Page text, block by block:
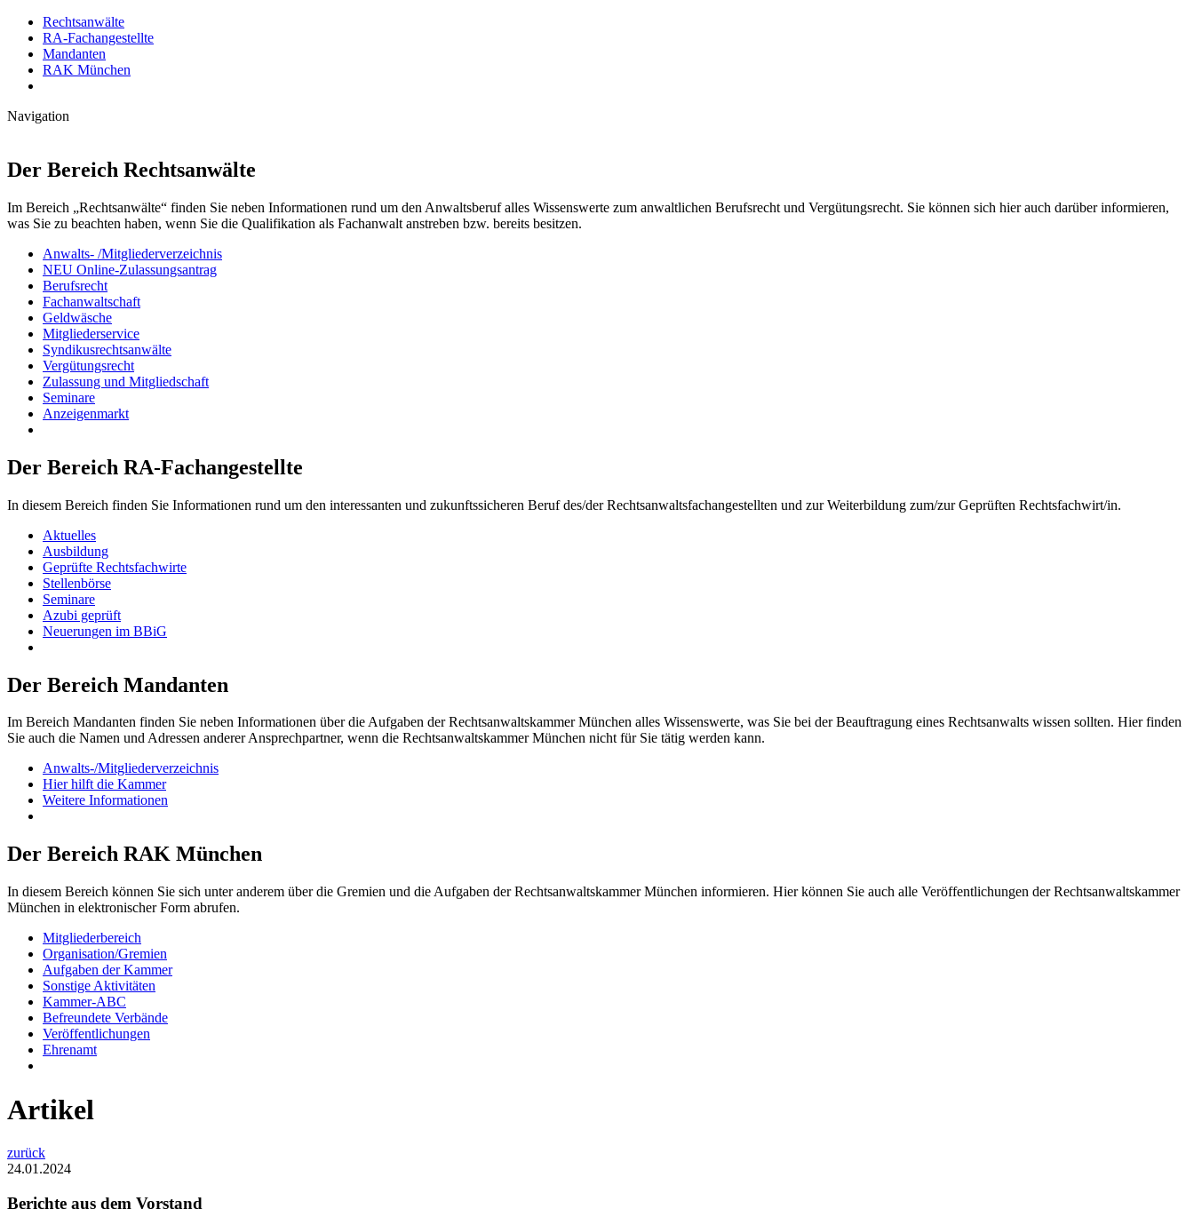
Rechtsanwälte
RA-Fachangestellte
Mandanten
RAK München
Navigation
Der Bereich Rechtsanwälte
Im Bereich „Rechtsanwälte“ finden Sie neben Informationen rund um den Anwaltsberuf alles Wissenswerte zum anwaltlichen Berufsrecht und Vergütungsrecht. Sie können sich hier auch darüber informieren,
was Sie zu beachten haben, wenn Sie die Qualifikation als Fachanwalt anstreben bzw. bereits besitzen.
Anwalts- /Mitgliederverzeichnis
NEU Online-Zulassungsantrag
Berufsrecht
Fachanwaltschaft
Geldwäsche
Mitgliederservice
Syndikusrechtsanwälte
Vergütungsrecht
Zulassung und Mitgliedschaft
Seminare
Anzeigenmarkt
Der Bereich RA-Fachangestellte
In diesem Bereich finden Sie Informationen rund um den interessanten und zukunftssicheren Beruf des/der Rechtsanwaltsfachangestellten und zur Weiterbildung zum/zur Geprüften Rechtsfachwirt/in.
Aktuelles
Ausbildung
Geprüfte Rechtsfachwirte
Stellenbörse
Seminare
Azubi geprüft
Neuerungen im BBiG
Der Bereich Mandanten
Im Bereich Mandanten finden Sie neben Informationen über die Aufgaben der Rechtsanwaltskammer München alles Wissenswerte, was Sie bei der Beauftragung eines Rechtsanwalts wissen sollten. Hier finden
Sie auch die Namen und Adressen anderer Ansprechpartner, wenn die Rechtsanwaltskammer München nicht für Sie tätig werden kann.
Anwalts-/Mitgliederverzeichnis
Hier hilft die Kammer
Weitere Informationen
Der Bereich RAK München
In diesem Bereich können Sie sich unter anderem über die Gremien und die Aufgaben der Rechtsanwaltskammer München informieren. Hier können Sie auch alle Veröffentlichungen der Rechtsanwaltskammer
München in elektronischer Form abrufen.
Mitgliederbereich
Organisation/Gremien
Aufgaben der Kammer
Sonstige Aktivitäten
Kammer-ABC
Befreundete Verbände
Veröffentlichungen
Ehrenamt
Artikel
zurück
24.01.2024
Berichte aus dem Vorstand